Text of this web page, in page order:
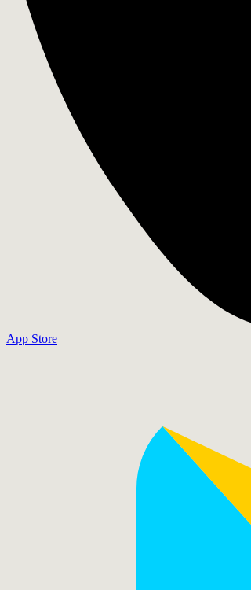
App Store